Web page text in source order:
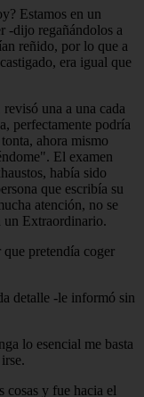
Estamos en un
-dijo regañándolos a
reñido, por lo que a
era igual que
una a una cada
perfectamente podría
ahora mismo
El examen
había sido
que escribía su
atención, no se
un Extraordinario.
pretendía coger
detalle -le informó sin
lo esencial me basta
cosas y fue hacia el